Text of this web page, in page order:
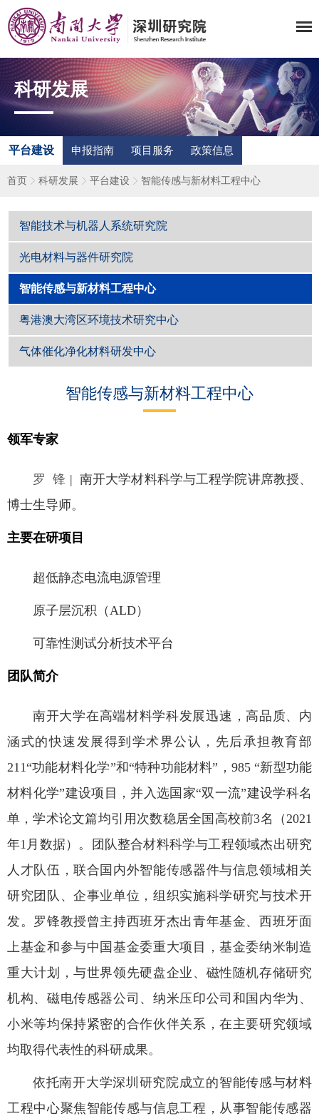
科研发展
平台建设 申报指南 项目服务 政策信息
首页 科研发展 平台建设 智能传感与新材料工程中心
智能技术与机器人系统研究院
光电材料与器件研究院
智能传感与新材料工程中心
粤港澳大湾区环境技术研究中心
气体催化净化材料研发中心
智能传感与新材料工程中心
领军专家
罗 锋 | 南开大学材料科学与工程学院讲席教授、
博士生导师。
主要在研项目
超低静态电流电源管理
原子层沉积（ALD）
可靠性测试分析技术平台
团队简介
南开大学在高端材料学科发展迅速，高品质、内
涵式的快速发展得到学术界公认，先后承担教育部
211“功能材料化学”和“特种功能材料”，985 “新型功能
材料化学”建设项目，并入选国家“双一流”建设学科名
单，学术论文篇均引用次数稳居全国高校前3名（2021
年1月数据）。团队整合材料科学与工程领域杰出研究
人才队伍，联合国内外智能传感器件与信息领域相关
研究团队、企事业单位，组织实施科学研究与技术开
发。罗锋教授曾主持西班牙杰出青年基金、西班牙面
上基金和参与中国基金委重大项目，基金委纳米制造
重大计划，与世界领先硬盘企业、磁性随机存储研究
机构、磁电传感器公司、纳米压印公司和国内华为、
小米等均保持紧密的合作伙伴关系，在主要研究领域
均取得代表性的科研成果。
依托南开大学深圳研究院成立的智能传感与材料
工程中心聚焦智能传感与信息工程，从事智能传感器